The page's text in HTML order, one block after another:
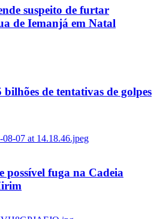
suspeito de furtar
de Iemanjá em Natal
de tentativas de golpes
possível fuga na Cadeia